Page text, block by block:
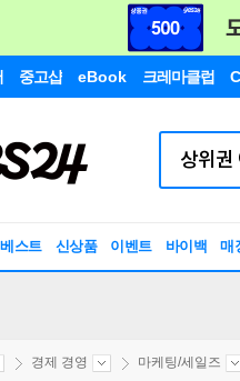
중고샵 eBook 크레마클럽
베스트 신상품 이벤트 바이백 매
경제 경영 마케팅/세일즈